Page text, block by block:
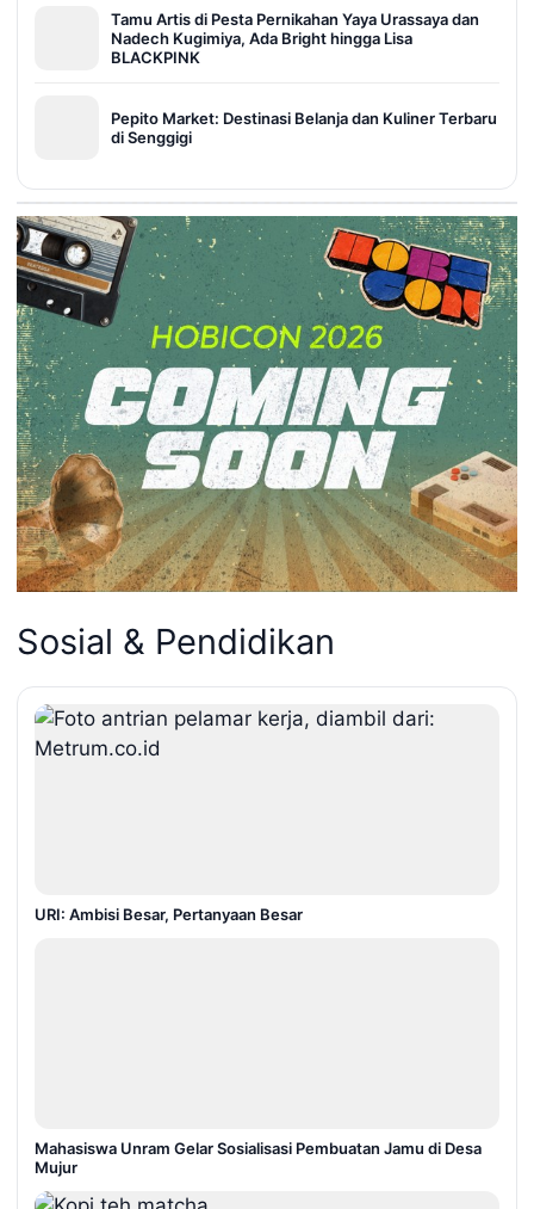
Tamu Artis di Pesta Pernikahan Yaya Urassaya dan
Nadech Kugimiya, Ada Bright hingga Lisa
BLACKPINK
Pepito Market: Destinasi Belanja dan Kuliner Terbaru
di Senggigi
Sosial & Pendidikan
URI: Ambisi Besar, Pertanyaan Besar
Mahasiswa Unram Gelar Sosialisasi Pembuatan Jamu di Desa
Mujur